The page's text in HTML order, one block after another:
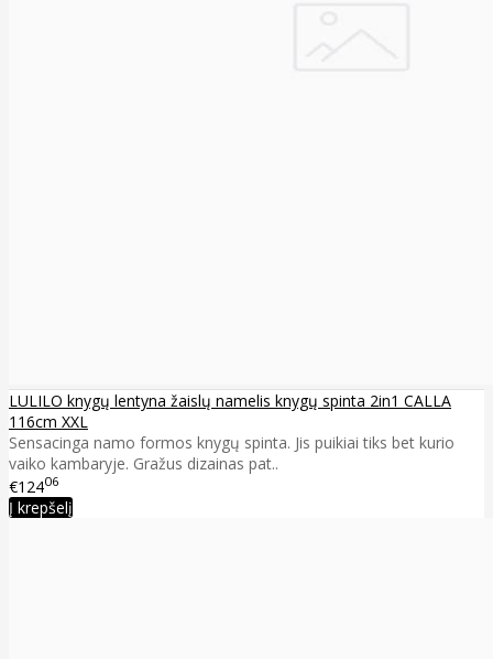
LULILO knygų lentyna žaislų namelis knygų spinta 2in1 CALLA
116cm XXL
Sensacinga namo formos knygų spinta. Jis puikiai tiks bet kurio
vaiko kambaryje. Gražus dizainas pat..
€12406
Į krepšelį